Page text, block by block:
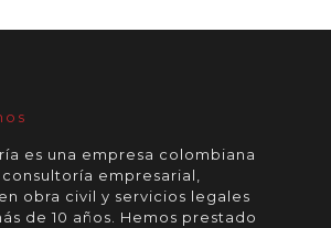
es una empresa colombiana
empresarial,
obra civil y servicios legales
de 10 años. Hemos prestado